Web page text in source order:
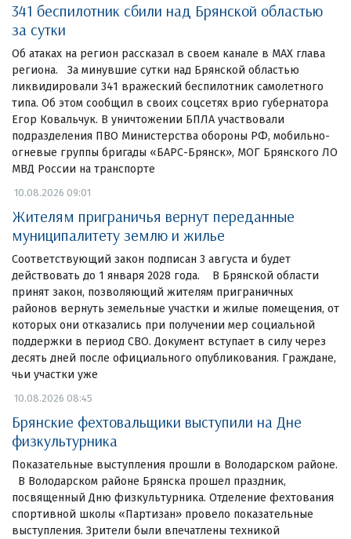
341 беспилотник сбили над Брянской областью
за сутки
Об атаках на регион рассказал в своем канале в МАХ глава
региона. За минувшие сутки над Брянской областью
ликвидировали 341 вражеский беспилотник самолетного
типа. Об этом сообщил в своих соцсетях врио губернатора
Егор Ковальчук. В уничтожении БПЛА участвовали
подразделения ПВО Министерства обороны РФ, мобильно-
огневые группы бригады «БАРС-Брянск», МОГ Брянского ЛО
МВД России на транспорте
10.08.2026 09:01
Жителям приграничья вернут переданные
муниципалитету землю и жилье
Соответствующий закон подписан 3 августа и будет
действовать до 1 января 2028 года. В Брянской области
принят закон, позволяющий жителям приграничных
районов вернуть земельные участки и жилые помещения, от
которых они отказались при получении мер социальной
поддержки в период СВО. Документ вступает в силу через
десять дней после официального опубликования. Граждане,
чьи участки уже
10.08.2026 08:45
Брянские фехтовальщики выступили на Дне
физкультурника
Показательные выступления прошли в Володарском районе.
В Володарском районе Брянска прошел праздник,
посвященный Дню физкультурника. Отделение фехтования
спортивной школы «Партизан» провело показательные
выступления. Зрители были впечатлены техникой